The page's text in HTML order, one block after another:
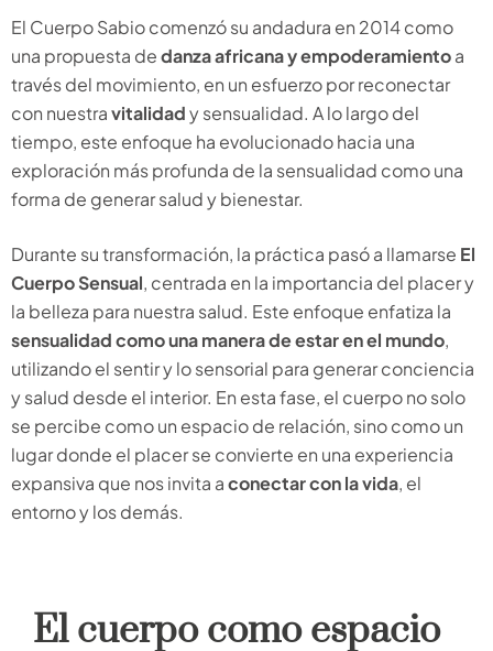
El Cuerpo Sabio comenzó su andadura en 2014 como
una propuesta dedanza africana y empoderamientoa
través del movimiento, en un esfuerzo por reconectar
con nuestravitalidady sensualidad. A lo largo del
tiempo, este enfoque ha evolucionado hacia una
exploración más profunda de la sensualidad como una
forma de generar salud y bienestar.
Durante su transformación, la práctica pasó a llamarse El
Cuerpo Sensual, centrada en la importancia del placer y
la belleza para nuestra salud. Este enfoque enfatiza la
sensualidad como una manera de estar en el mundo,
utilizando el sentir y lo sensorial para generar conciencia
y salud desde el interior. En esta fase, el cuerpo no solo
se percibe como un espacio de relación, sino como un
lugar donde el placer se convierte en una experiencia
expansiva que nos invita aconectar con la vida, el
entorno y los demás.
El cuerpo como espacio